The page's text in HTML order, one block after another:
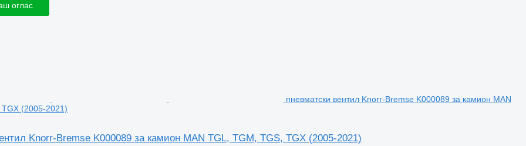
оглас
пневматски вентил Knorr-Bremse K000089 за камион MAN
(2005-2021)
Knorr-Bremse K000089 за камион MAN TGL, TGM, TGS, TGX (2005-2021)